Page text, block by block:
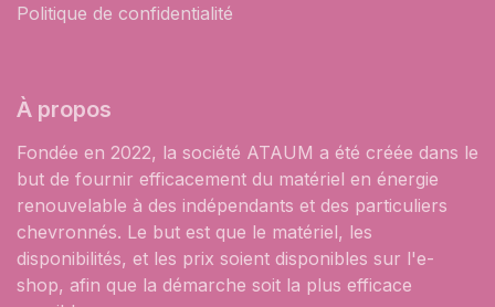
Politique de confidentialité
À propos
Fondée en 2022, la société ATAUM a été créée dans le
but de fournir efficacement du matériel en énergie
renouvelable à des indépendants et des particuliers
chevronnés. Le but est que le matériel, les
disponibilités, et les prix soient disponibles sur l'e-
shop, afin que la démarche soit la plus efficace